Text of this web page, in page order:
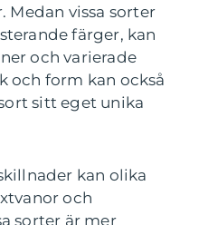
vissa sorter
färger, kan
och varierade
och form kan också
sitt eget unika
kan olika
och
sorter är mer